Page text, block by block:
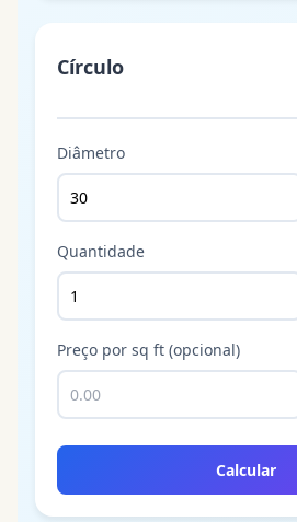
Círculo
Diâmetro
Quantidade
Preço por sq ft (opcional)
Calcular